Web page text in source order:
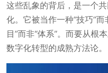
这些乱象的背后，是一个
化。它被当作一种“技巧”而
目”而非“体系”。而要从根
数字化转型的成熟方法论。